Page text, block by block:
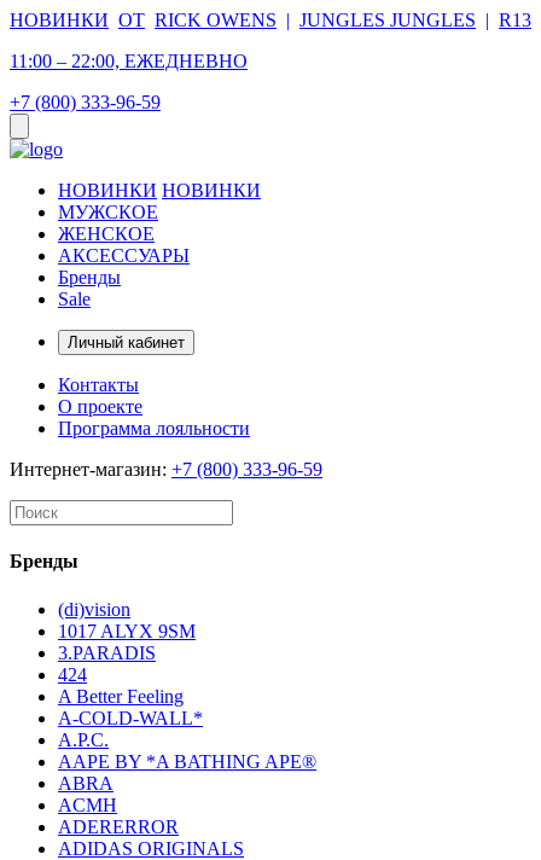
НОВИНКИ ОТ RICK OWENS | JUNGLES JUNGLES | R13
11:00 – 22:00, ЕЖЕДНЕВНО
+7 (800) 333-96-59
НОВИНКИ НОВИНКИ
МУЖСКОЕ
ЖЕНСКОЕ
АКСЕССУАРЫ
Бренды
Sale
Личный кабинет
Контакты
О проекте
Программа лояльности
Интернет-магазин: +7 (800) 333-96-59
Бренды
(di)vision
1017 ALYX 9SM
3.PARADIS
424
A Better Feeling
A-COLD-WALL*
A.P.C.
AAPE BY *A BATHING APE®
ABRA
ACMH
ADERERROR
ADIDAS ORIGINALS